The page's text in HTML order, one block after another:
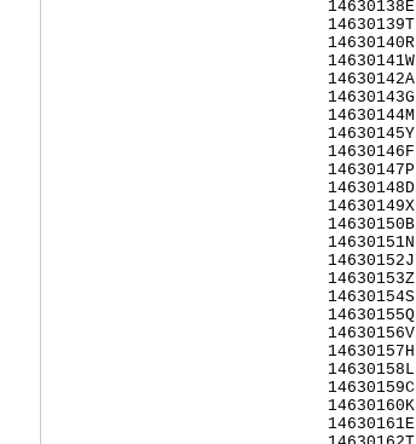
14630138E
14630139T
14630140R
14630141W
14630142A
14630143G
14630144M
14630145Y
14630146F
14630147P
14630148D
14630149X
14630150B
14630151N
14630152J
14630153Z
14630154S
14630155Q
14630156V
14630157H
14630158L
14630159C
14630160K
14630161E